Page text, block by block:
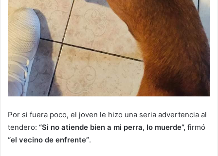
Por si fuera poco, el joven le hizo una seria advertencia al
tendero: “Si no atiende bien a mi perra, lo muerde”, firmó
“el vecino de enfrente”.